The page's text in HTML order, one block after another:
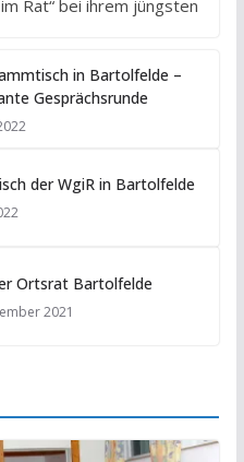
Rat“ bei ihrem jüngsten
in Bartolfelde –
Gesprächsrunde
der WgiR in Bartolfelde
Ortsrat Bartolfelde
2021